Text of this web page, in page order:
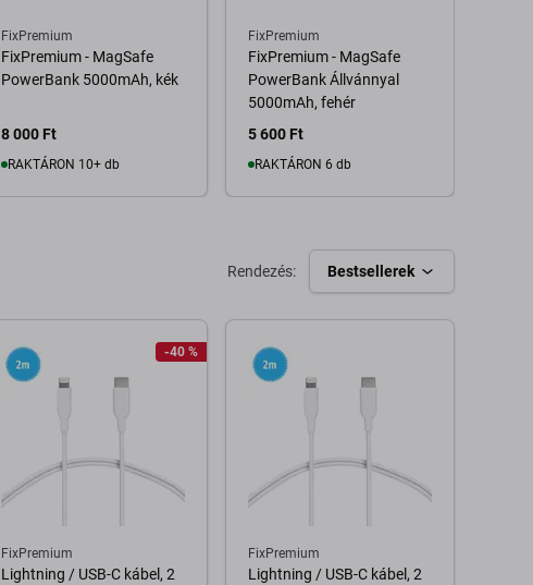
FixPremium
FixPremium - MagSafe
PowerBank 5000mAh, kék
8 000 Ft
RAKTÁRON 10+ db
FixPremium
FixPremium - MagSafe
PowerBank Állvánnyal
5000mAh, fehér
5 600 Ft
RAKTÁRON 6 db
Rendezés: Bestsellerek
-40 %
FixPremium
Lightning / USB-C kábel, 2
FixPremium
Lightning / USB-C kábel, 2